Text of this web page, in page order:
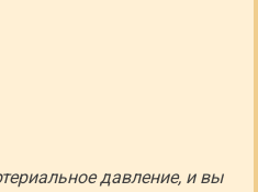
давление, и вы